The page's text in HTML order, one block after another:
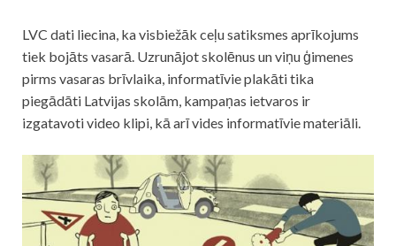
LVC dati liecina, ka visbiežāk ceļu satiksmes aprīkojums
tiek bojāts vasarā. Uzrunājot skolēnus un viņu ģimenes
pirms vasaras brīvlaika, informatīvie plakāti tika
piegādāti Latvijas skolām, kampaņas ietvaros ir
izgatavoti video klipi, kā arī vides informatīvie materiāli.